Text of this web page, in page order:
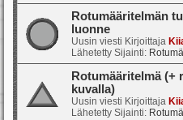
Rotumääritelmän
luonne
Uusin viesti Kirjoittaja
Lähetetty Sijainti:
Rotumääritelmä (+
kuvalla)
Uusin viesti Kirjoittaja
Lähetetty Sijainti: